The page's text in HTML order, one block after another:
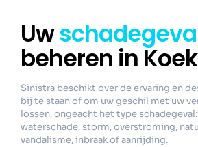
Uw
beheren in
Sinistra beschikt over de ervaring en
bij te staan of om uw geschil met uw
lossen, ongeacht het type
waterschade, storm, overstroming,
vandalisme, inbraak of aanrijding.